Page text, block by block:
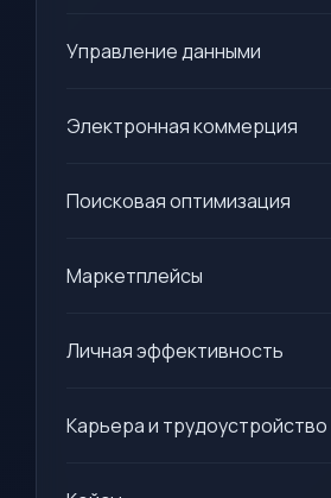
Управление данными
Электронная коммерция
Поисковая оптимизация
Маркетплейсы
Личная эффективность
Карьера и трудоустройство